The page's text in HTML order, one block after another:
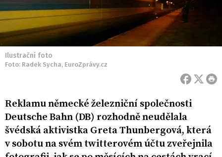
Ilustrační foto
Foto: Radek Sycha, EuroZprávy.cz
Reklamu německé železniční společnosti
Deutsche Bahn (DB) rozhodně neudělala
švédská aktivistka Greta Thunbergová, která
v sobotu na svém twitterovém účtu zveřejnila